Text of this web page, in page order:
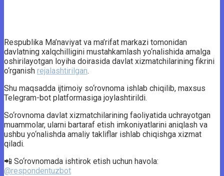
Respublika Ma’naviyat va ma’rifat markazi tomonidan
davlatning xalqchilligini mustahkamlash yo‘nalishida amalga
oshirilayotgan loyiha doirasida davlat xizmatchilarining fikrini
o‘rganish rejalashtirilgan.
Shu maqsadda ijtimoiy so‘rovnoma ishlab chiqilib, maxsus
Telegram-bot platformasiga joylashtirildi.
So‘rovnoma davlat xizmatchilarining faoliyatida uchrayotgan
muammolar, ularni bartaraf etish imkoniyatlarini aniqlash va
ushbu yo‘nalishda amaliy takliflar ishlab chiqishga xizmat
qiladi.
📲 So‘rovnomada ishtirok etish uchun havola:
@respondentuzbot